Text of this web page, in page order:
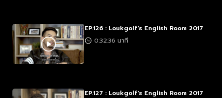
EP.126 : Loukgolf's English Room 2017
0:32:36 นาที
EP.127 : Loukgolf's English Room 2017